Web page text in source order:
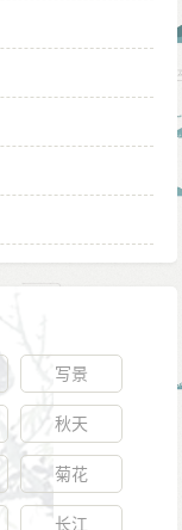
写景
秋天
菊花
长江